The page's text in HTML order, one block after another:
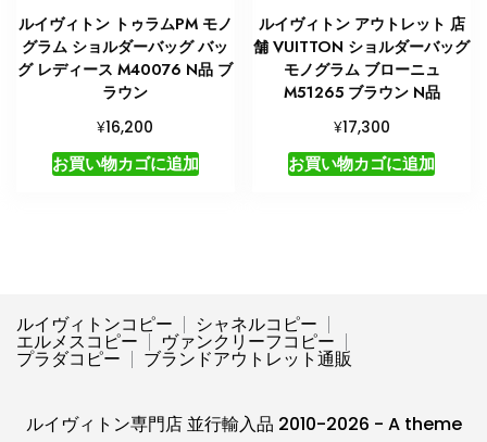
ルイヴィトン トゥラムPM モノ
グラム ショルダーバッグ バッ
グ レディース M40076 N品 ブ
ラウン
¥16,200
お買い物カゴに追加
ルイヴィトン アウトレット 店
舗 VUITTON ショルダーバッグ
モノグラム ブローニュ
M51265 ブラウン N品
¥17,300
お買い物カゴに追加
ルイヴィトンコピー シャネルコピー
エルメスコピー ヴァンクリーフコピー
プラダコピー ブランドアウトレット通販
ルイヴィトン専門店 並行輸入品 2010-2026 - A theme